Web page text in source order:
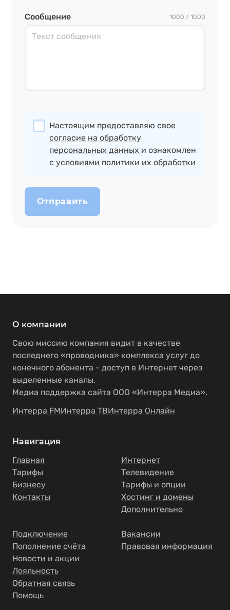
Сообщение 1000 / 1000
Настоящим предоставляю свое
согласие на обработку
персональных данных и ознакомлен
с условиями политики их обработки
Отправить
О компании
Свою миссию компания видит в качестве
последнего «проводника» комплекса услуг до
конечного абонента - доступ в Интернет через
выделенные каналы.
Медиа поддержка сайта ООО «Интерра Медиа».
Интерра FMИнтерра ТВИнтерра Онлайн
Навигация
Главная
Тарифы
Бизнесу
Контакты
Интернет
Телевидение
Тарифы и опции
Хостинг и домены
Дополнительно
Подключение
Пополнение счёта
Новости и акции
Лояльность
Обратная связь
Помощь
Вакансии
Правовая информация